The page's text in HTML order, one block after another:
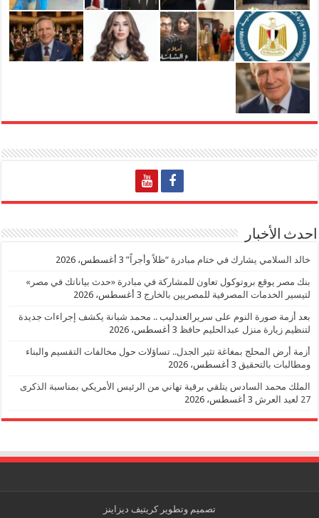
احدث الأخبار
خالد السلامي يشارك في ختام مبادرة “ظلاً وأجراً” 3 أغسطس، 2026
بنك مصر يوقع بروتوكول تعاون للمشاركة في مبادرة «حدث بياناتك في مصر»
لتيسير الخدمات المصرفية للمصريين بالخارج 3 أغسطس، 2026
بعد أزمة صورة النوم على سريرالعندليب .. محمد شبانة يكشف إجراءات جديدة
لتنظيم زيارة منزل عبدالحليم حافظ 3 أغسطس، 2026
أزمة أرض المحلج بمغاغة تثير الجدل.. تساؤلات حول مخالفات التقسيم والبناء
ومطالبات بالتحقيق 3 أغسطس، 2026
الملك محمد السادس يتلقي برقية تهاني من الرئيس الأمريكي بمناسبة الذكرى
27 لعيد العرش
3 أغسطس، 2026
تصميم وتطويركريتيف ديزاينز